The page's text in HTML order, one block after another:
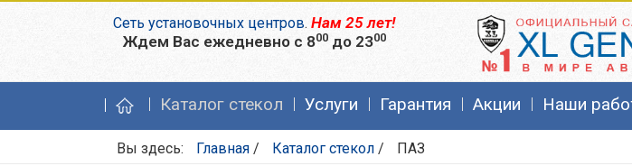
Сеть установочных центров.Нам 25 лет!
Ждем Вас ежедневно с 800 до 2300
Каталог стекол Услуги Гарантия Акции Наши
Вы здесь: Главная / Каталог стекол / ПАЗ